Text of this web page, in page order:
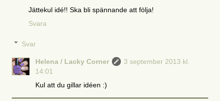
Jättekul idé!! Ska bli spännande att följa!
Svara
Svar
Helena / Lacky Corner
3 september 2013 kl.
14:01
Kul att du gillar idéen :)